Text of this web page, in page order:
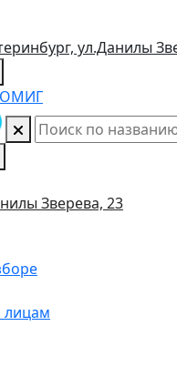
ул.Данилы
Зверева, 23